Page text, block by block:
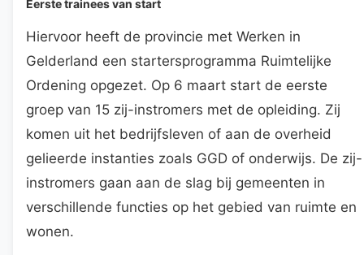
Eerste trainees van start
Hiervoor heeft de provincie met Werken in
Gelderland een startersprogramma Ruimtelijke
Ordening opgezet. Op 6 maart start de eerste
groep van 15 zij-instromers met de opleiding. Zij
komen uit het bedrijfsleven of aan de overheid
gelieerde instanties zoals GGD of onderwijs. De zij-
instromers gaan aan de slag bij gemeenten in
verschillende functies op het gebied van ruimte en
wonen.